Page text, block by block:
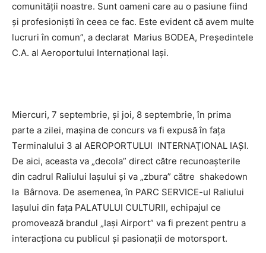
comunităţii noastre. Sunt oameni care au o pasiune fiind
şi profesionişti în ceea ce fac. Este evident că avem multe
lucruri în comun”, a declarat Marius BODEA, Preşedintele
C.A. al Aeroportului Internaţional Iaşi.
Miercuri, 7 septembrie, şi joi, 8 septembrie, în prima
parte a zilei, maşina de concurs va fi expusă în faţa
Terminalului 3 al AEROPORTULUI INTERNAŢIONAL IAŞI.
De aici, aceasta va „decola” direct către recunoaşterile
din cadrul Raliului Iaşului şi va „zbura” către shakedown
la Bârnova. De asemenea, în PARC SERVICE-ul Raliului
Iaşului din faţa PALATULUI CULTURII, echipajul ce
promovează brandul „Iaşi Airport” va fi prezent pentru a
interacţiona cu publicul şi pasionaţii de motorsport.